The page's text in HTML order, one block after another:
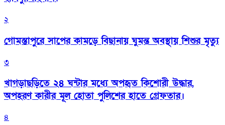
২
গোমস্তাপুরে সাপের কামড়ে বিছানায় ঘুমন্ত অবস্থায় শিশুর মৃত্যু
৩
খাগড়াছড়িতে ২৪ ঘন্টার মধ্যে অপহৃত কিশোরী উদ্ধার,
অপহরণ কারীর মূল হোতা পুলিশের হাতে গ্রেফতার।
৪